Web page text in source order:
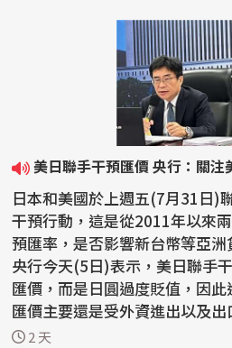
美日聯手干預匯價 央行：關注
日本和美國於上週五(7月31日)
干預行動，這是從2011年以來
預匯率，是否影響新台幣等亞洲
央行今天(5日)表示，美日聯手
匯價，而是日圓過度貶值，因
匯價主要還是受外資進出以及
注美元...
2 天